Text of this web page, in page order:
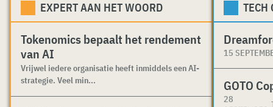
EXPERT AAN HET WOORD
Tokenomics bepaalt het rendement
van AI
Vrijwel iedere organisatie heeft inmiddels een AI-
strategie. Veel min...
TECH
15
GOTO
28